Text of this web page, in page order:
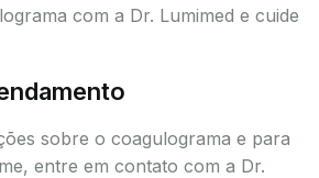
com a Dr. Lumimed e cuide
sobre o coagulograma e para
entre em contato com a Dr.